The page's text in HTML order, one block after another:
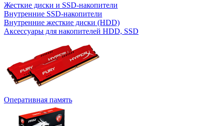
Жесткие диски и SSD-накопители
Внутренние SSD-накопители
Внутренние жесткие диски (HDD)
Аксессуары для накопителей HDD, SSD
Оперативная память